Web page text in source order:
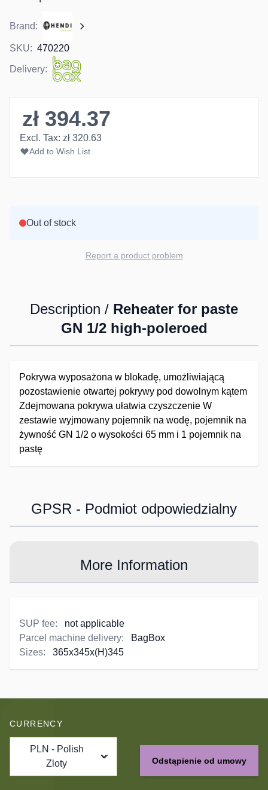
Brand:
SKU: 470220
Delivery:
zł 394.37
Excl. Tax: zł 320.63
Add to Wish List
Out of stock
Report a product problem
Description / Reheater for paste
GN 1/2 high-poleroed
Pokrywa wyposażona w blokadę, umożliwiającą
pozostawienie otwartej pokrywy pod dowolnym kątem
Zdejmowana pokrywa ułatwia czyszczenie W
zestawie wyjmowany pojemnik na wodę, pojemnik na
żywność GN 1/2 o wysokości 65 mm i 1 pojemnik na
pastę
More Information
GPSR - Podmiot odpowiedzialny
SUP fee:
not applicable
Parcel machine delivery:
BagBox
Sizes:
365x345x(H)345
CURRENCY
PLN - Polish
Zloty
Odstąpienie od umowy